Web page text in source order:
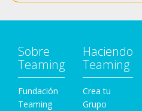
Sobre
Teaming
Fundación
Teaming
Haciendo
Teaming
Crea tu
Grupo